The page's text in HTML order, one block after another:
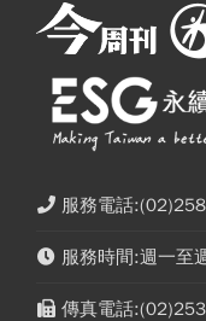
服務電話
服務時間:週一
傳真電話